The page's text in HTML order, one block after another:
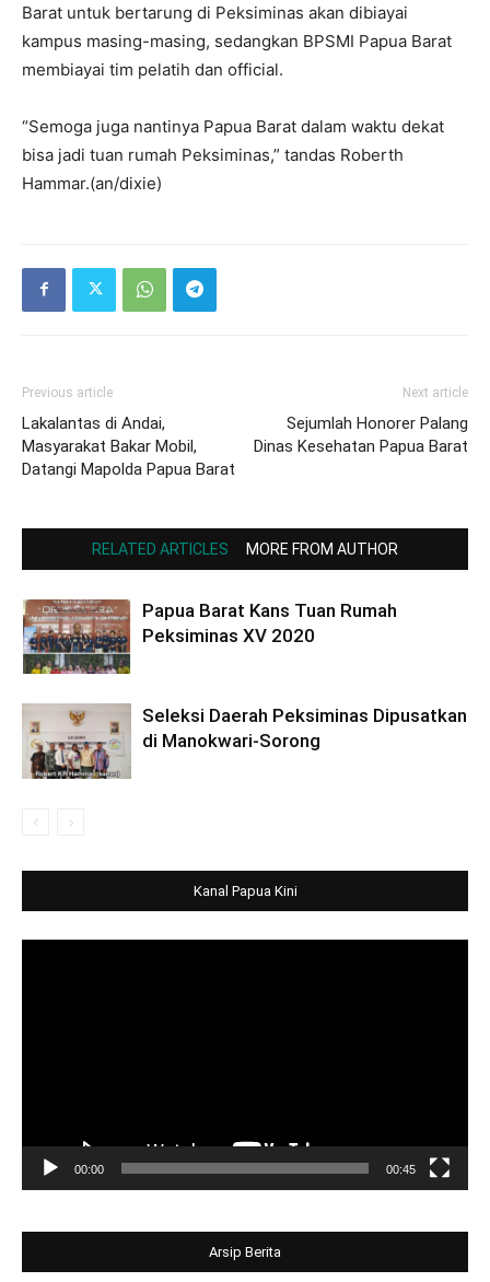
Barat untuk bertarung di Peksiminas akan dibiayai
kampus masing-masing, sedangkan BPSMI Papua Barat
membiayai tim pelatih dan official.
“Semoga juga nantinya Papua Barat dalam waktu dekat
bisa jadi tuan rumah Peksiminas,” tandas Roberth
Hammar.(an/dixie)
Previous article
Lakalantas di Andai,
Masyarakat Bakar Mobil,
Datangi Mapolda Papua Barat
Next article
Sejumlah Honorer Palang
Dinas Kesehatan Papua Barat
RELATED ARTICLES MORE FROM AUTHOR
Papua Barat Kans Tuan Rumah
Peksiminas XV 2020
Seleksi Daerah Peksiminas Dipusatkan
di Manokwari-Sorong
Kanal Papua Kini
00:00 00:45
Arsip Berita